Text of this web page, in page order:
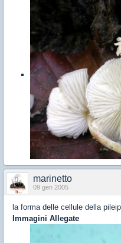
marinetto
09 gen 2005
la forma delle cellule della
Immagini Allegate